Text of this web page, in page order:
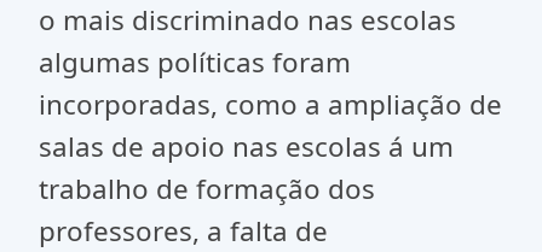
o mais discriminado nas escolas
algumas políticas foram
incorporadas, como a ampliação de
salas de apoio nas escolas á um
trabalho de formação dos
professores, a falta de